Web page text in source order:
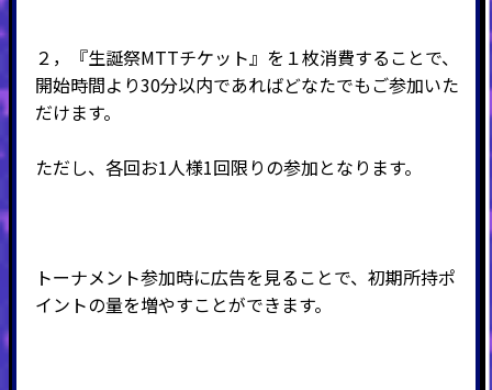
２，『生誕祭MTTチケット』を１枚消費することで、
開始時間より30分以内であればどなたでもご参加いた
だけます。
ただし、各回お1人様1回限りの参加となります。
トーナメント参加時に広告を見ることで、初期所持ポ
イントの量を増やすことができます。